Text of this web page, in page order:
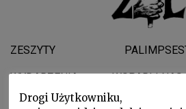
ZESZYTY
WYDARZENIA WSPARLI NAS
Drogi Użytkowniku,